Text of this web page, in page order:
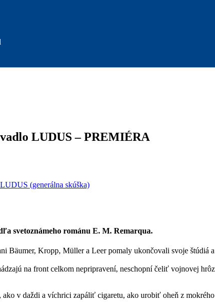
LUDUS – PREMIÉRA
(generálna skúška)
svetoznámeho románu E. M. Remarqua.
Bäumer, Kropp, Müller a Leer pomaly ukončovali svoje
na front celkom nepripravení, neschopní čeliť vojnovej
ako v daždi a víchrici zapáliť cigaretu, ako urobiť oheň z